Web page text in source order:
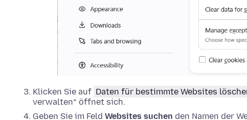
Klicken Sie auf Daten für bestimmte Websites
verwalten“ öffnet sich.
Geben Sie im Feld Websites suchen den Namen der